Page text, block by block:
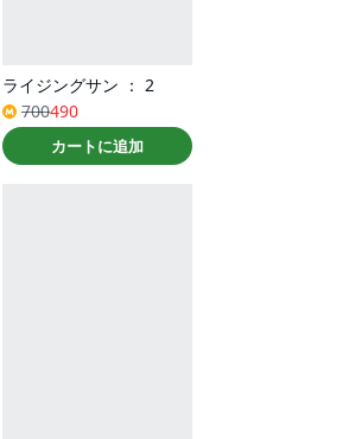
ライジングサン ： 2
700490
カートに追加